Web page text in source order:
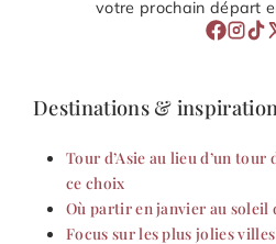
votre prochain départ
Destinations &
Tour d’Asie au lieu d’un
ce choix
Où partir en janvier au soleil
Focus sur les plus jolies